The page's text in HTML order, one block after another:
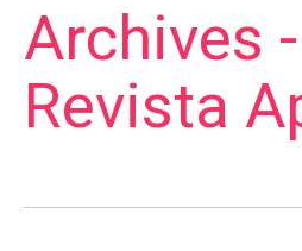
Archives -
Revista